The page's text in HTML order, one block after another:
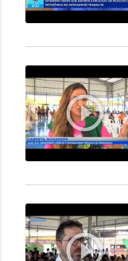
play_circle_outline
play_circle_outline